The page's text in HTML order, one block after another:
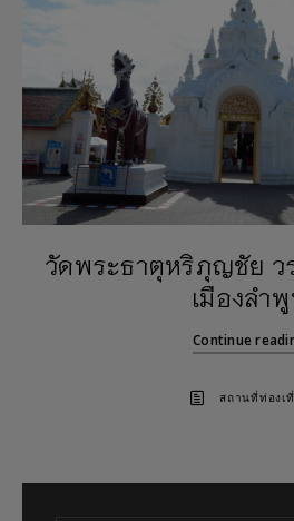
วัดพระธาตุหริภุญชัย ว
เมืองลำ
Continue
สถานที่ท่องเ